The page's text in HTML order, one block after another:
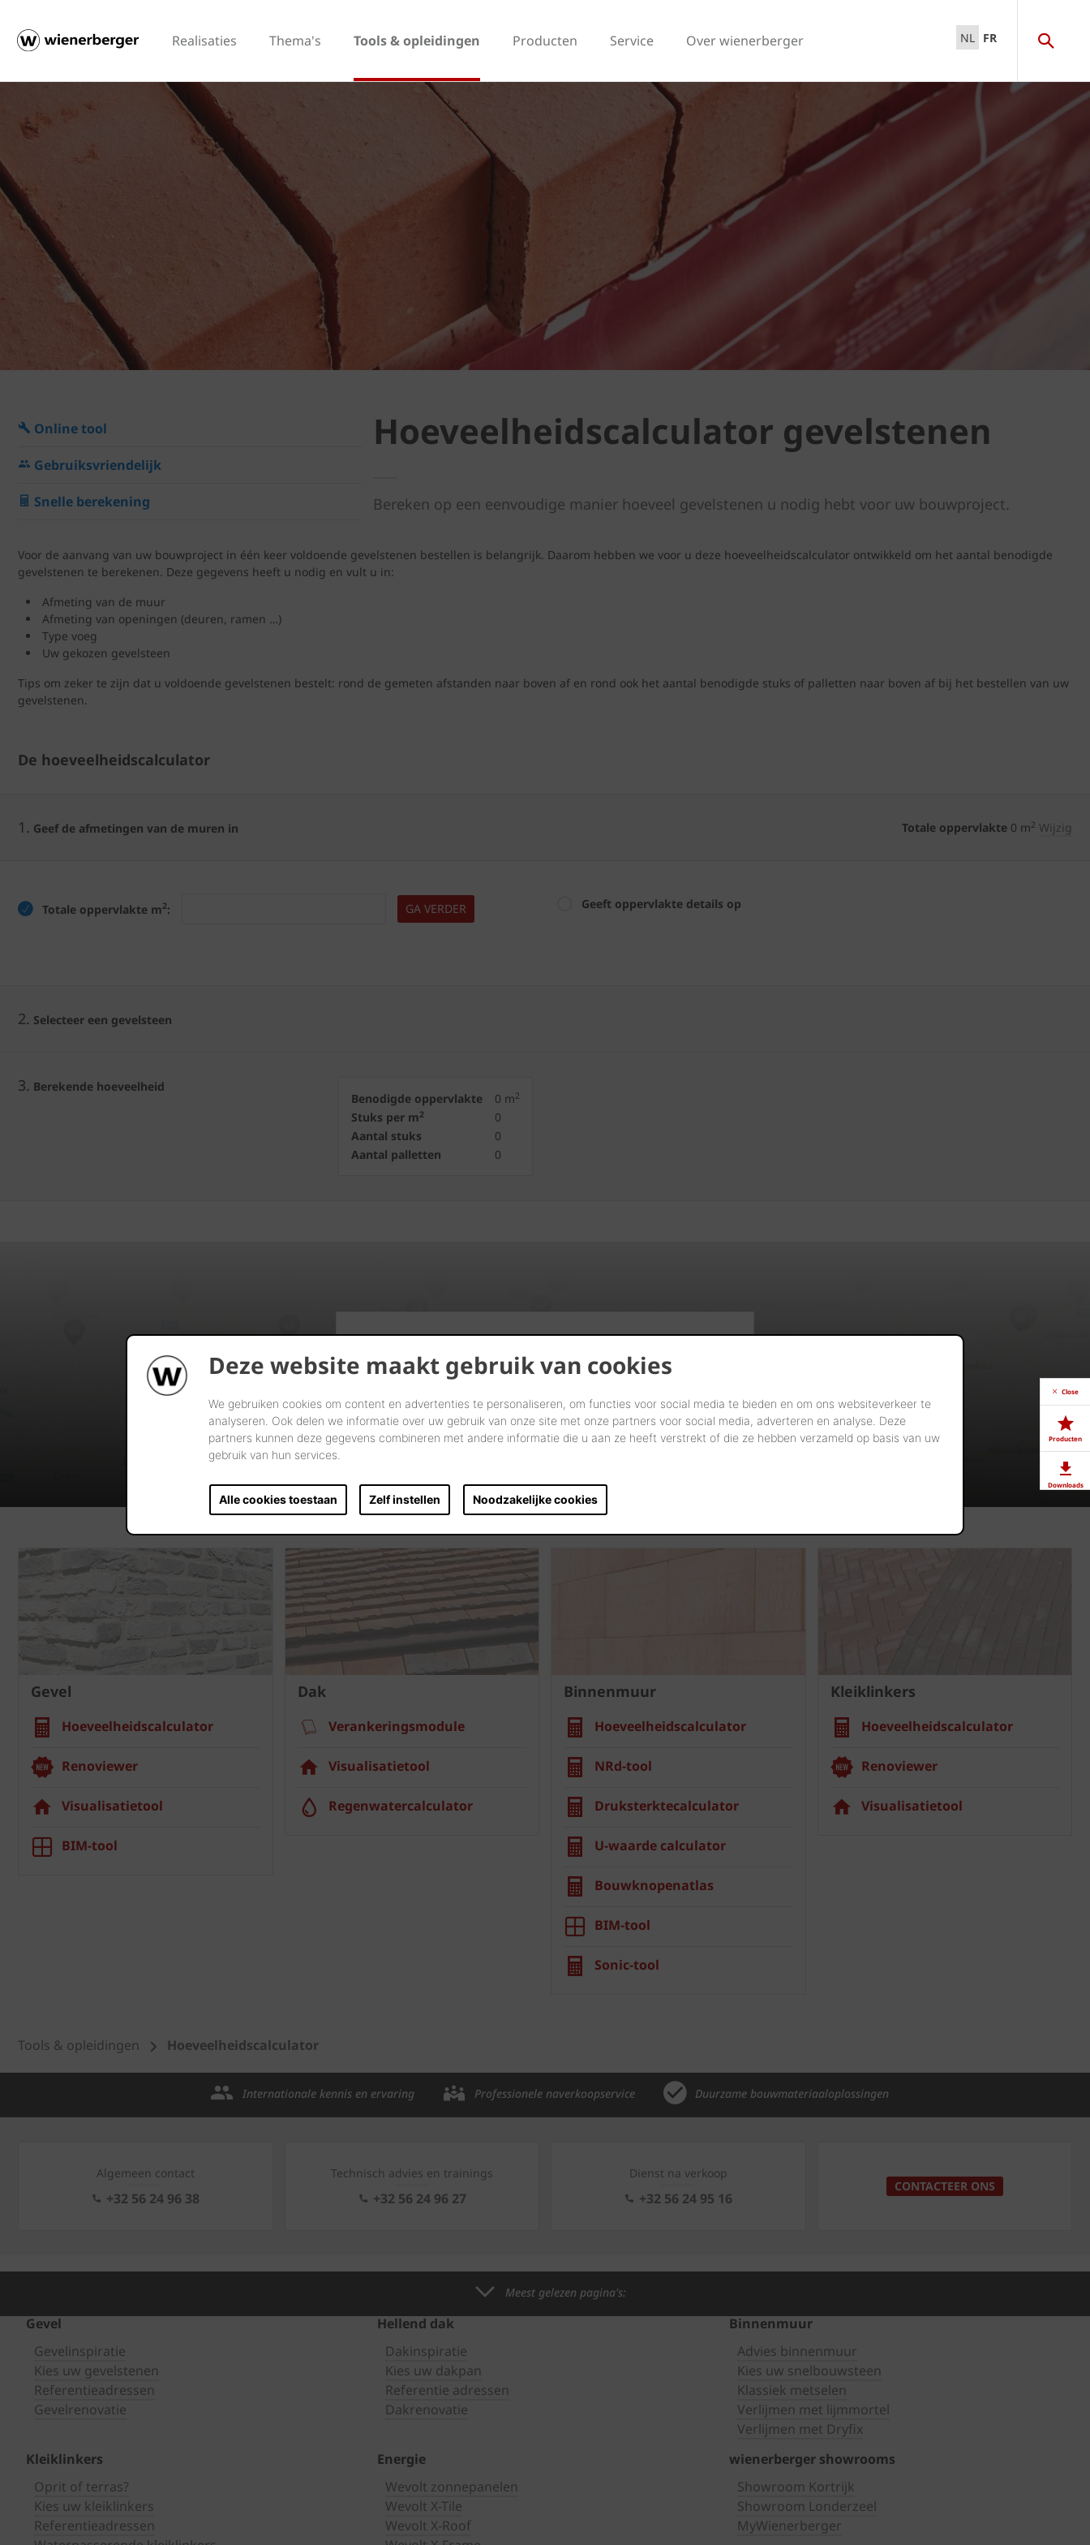
Deze website maakt gebruik van cookies
We gebruiken cookies om content en advertenties te personaliseren, om functies voor social media te bieden en om ons websiteverkeer te
analyseren. Ook delen we informatie over uw gebruik van onze site met onze partners voor social media, adverteren en analyse. Deze
partners kunnen deze gegevens combineren met andere informatie die u aan ze heeft verstrekt of die ze hebben verzameld op basis van uw
gebruik van hun services.
Alle cookies toestaan Zelf instellen Noodzakelijke cookies
Realisaties Thema's Tools & opleidingen Producten Service Over wienerberger NL FR
Online tool
Gebruiksvriendelijk
Snelle berekening
Hoeveelheidscalculator gevelstenen
Bereken op een eenvoudige manier hoeveel gevelstenen u nodig hebt voor uw bouwproject.
Voor de aanvang van uw bouwproject in één keer voldoende gevelstenen bestellen is belangrijk. Daarom hebben we voor u deze hoeveelheidscalculator ontwikkeld om het aantal benodigde
gevelstenen te berekenen. Deze gegevens heeft u nodig en vult u in:
Afmeting van de muur
Afmeting van openingen (deuren, ramen …)
Type voeg
Uw gekozen gevelsteen
Tips om zeker te zijn dat u voldoende gevelstenen bestelt: rond de gemeten afstanden naar boven af en rond ook het aantal benodigde stuks of palletten naar boven af bij het bestellen van uw
gevelstenen.
De hoeveelheidscalculator
1. Geef de afmetingen van de muren in Totale oppervlakte 0 m2 Wijzig
Totale oppervlakte m2: GA VERDER Geeft oppervlakte details op
2. Selecteer een gevelsteen
3. Berekende hoeveelheid
Benodigde oppervlakte 0 m2
Stuks per m2
0
Aantal stuks
0
Aantal palletten
0
Vind verdelers in uw buurt
START UW ZOEKTOCHT
Gevel
Hoeveelheidscalculator
Renoviewer
Visualisatietool
BIM-tool
Dak
Verankeringsmodule
Visualisatietool
Regenwatercalculator
Binnenmuur
Hoeveelheidscalculator
NRd-tool
Druksterktecalculator
U-waarde calculator
Bouwknopenatlas
BIM-tool
Sonic-tool
Kleiklinkers
Hoeveelheidscalculator
Renoviewer
Visualisatietool
Close
Producten
Downloads
Tools & opleidingen Hoeveelheidscalculator
Internationale kennis en ervaring Professionele naverkoopservice Duurzame bouwmateriaaloplossingen
Algemeen contact
+32 56 24 96 38
Technisch advies en trainings
+32 56 24 96 27
Dienst na verkoop
+32 56 24 95 16
CONTACTEER ONS
Meest gelezen pagina's:
Gevel
Gevelinspiratie
Kies uw gevelstenen
Referentieadressen
Gevelrenovatie
Hellend dak
Dakinspiratie
Kies uw dakpan
Referentie adressen
Dakrenovatie
Binnenmuur
Advies binnenmuur
Kies uw snelbouwsteen
Klassiek metselen
Verlijmen met lijmmortel
Verlijmen met Dryfix
Kleiklinkers
Oprit of terras?
Kies uw kleiklinkers
Referentieadressen
Energie
Wevolt zonnepanelen
Wevolt X-Tile
Wevolt X-Roof
wienerberger showrooms
Showroom Kortrijk
Showroom Londerzeel
MyWienerberger